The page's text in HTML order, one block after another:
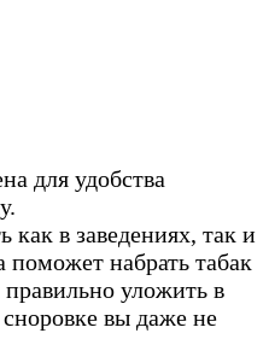
для удобства
в заведениях, так и
набрать табак
уложить в
вы даже не